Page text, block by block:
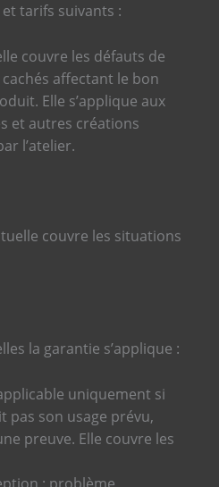
tarifs suivants :
couvre les défauts de
affectant le bon
Elle s’applique aux
et autres créations
l’atelier.
couvre les situations
la garantie s’applique :
uniquement si
pas son usage prévu,
preuve. Elle couvre les
: problème